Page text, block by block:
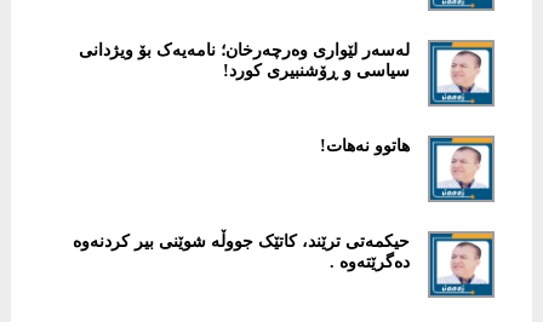
لەسەر لێواری وەرچەرخان؛ نامەیەک بۆ ویژدانی
سیاسی و ڕۆشنبیری کورد!
هاتوو نەهات!
حیکمەتی ترێند، کاتێک جووڵە شوێنی بیر کردنەوە
دەگرێتەوە .